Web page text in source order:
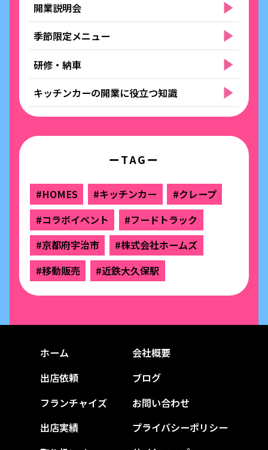
開業説明会
季節限定メニュー
研修・納車
キッチンカーの開業に役立つ知識
ーTAGー
#HOMES #キッチンカー
#クレープ
#コラボイベント
#フードトラック
#京都府宇治市
#株式会社ホームズ
#移動販売
#近鉄大久保駅
ホーム
出店依頼
フランチャイズ
出店実績
会社概要
ブログ
お問い合わせ
プライバシーポリシー